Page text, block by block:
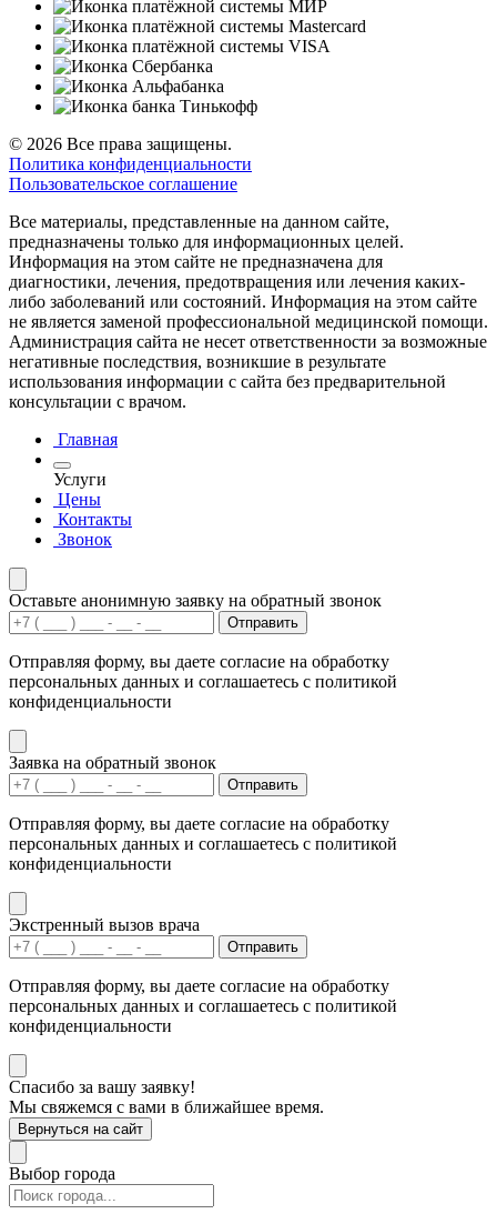
© 2026 Все права защищены.
Политика конфиденциальности
Пользовательское соглашение
Все материалы, представленные на данном сайте,
предназначены только для информационных целей.
Информация на этом сайте не предназначена для
диагностики, лечения, предотвращения или лечения каких-
либо заболеваний или состояний. Информация на этом сайте
не является заменой профессиональной медицинской помощи.
Администрация сайта не несет ответственности за возможные
негативные последствия, возникшие в результате
использования информации с сайта без предварительной
консультации с врачом.
Главная
Услуги
Цены
Контакты
Звонок
Оставьте анонимную заявку на обратный звонок
Отправить
Отправляя форму, вы даете согласие на обработку
персональных данных и соглашаетесь с политикой
конфиденциальности
Заявка на обратный звонок
Отправить
Отправляя форму, вы даете согласие на обработку
персональных данных и соглашаетесь с политикой
конфиденциальности
Экстренный вызов врача
Отправить
Отправляя форму, вы даете согласие на обработку
персональных данных и соглашаетесь с политикой
конфиденциальности
Спасибо за вашу заявку!
Мы свяжемся с вами в ближайшее время.
Вернуться на сайт
Выбор города